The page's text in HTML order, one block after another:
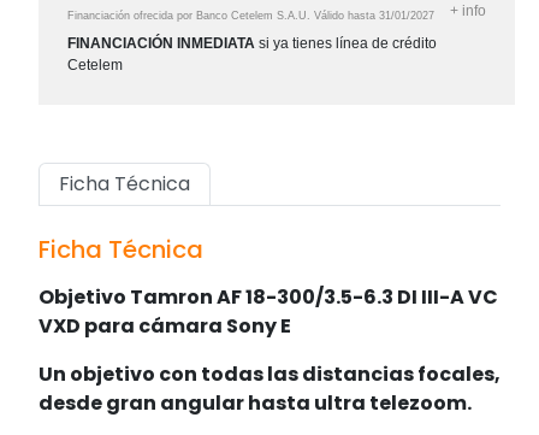
Financiación ofrecida por Banco Cetelem S.A.U. Válido hasta 31/01/2027 + info
FINANCIACIÓN INMEDIATA si ya tienes línea de crédito
Cetelem
Ficha Técnica
Ficha Técnica
Objetivo Tamron AF 18-300/3.5-6.3 DI III-A VC
VXD para cámara Sony E
Un objetivo con todas las distancias focales,
desde gran angular hasta ultra telezoom.